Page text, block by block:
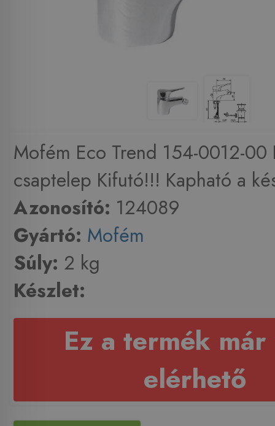
Mofém Eco Trend 154-0012-00
csaptelep Kifutó!!! Kapható a
Azonosító: 124089
Gyártó: Mofém
Súly: 2 kg
Készlet:
Ez a termék már
elérhető